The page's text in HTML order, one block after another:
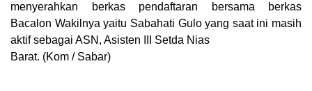
menyerahkan berkas pendaftaran bersama berkas
Bacalon Wakilnya yaitu Sabahati Gulo yang saat ini masih
aktif sebagai ASN, Asisten III Setda Nias
Barat. (Kom / Sabar)